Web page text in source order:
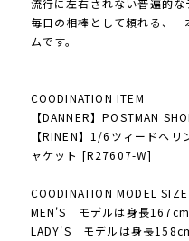
流行に左右されない普遍的な
毎日の相棒として頼れる、
ムです。
COODINATION ITEM
【DANNER】POSTMAN
【RINEN】1/6ツィードヘ
ャケット [R27607-W]
COODINATION MODEL SIZE
MEN'S モデルは身長167cm
LADY'S モデルは身長